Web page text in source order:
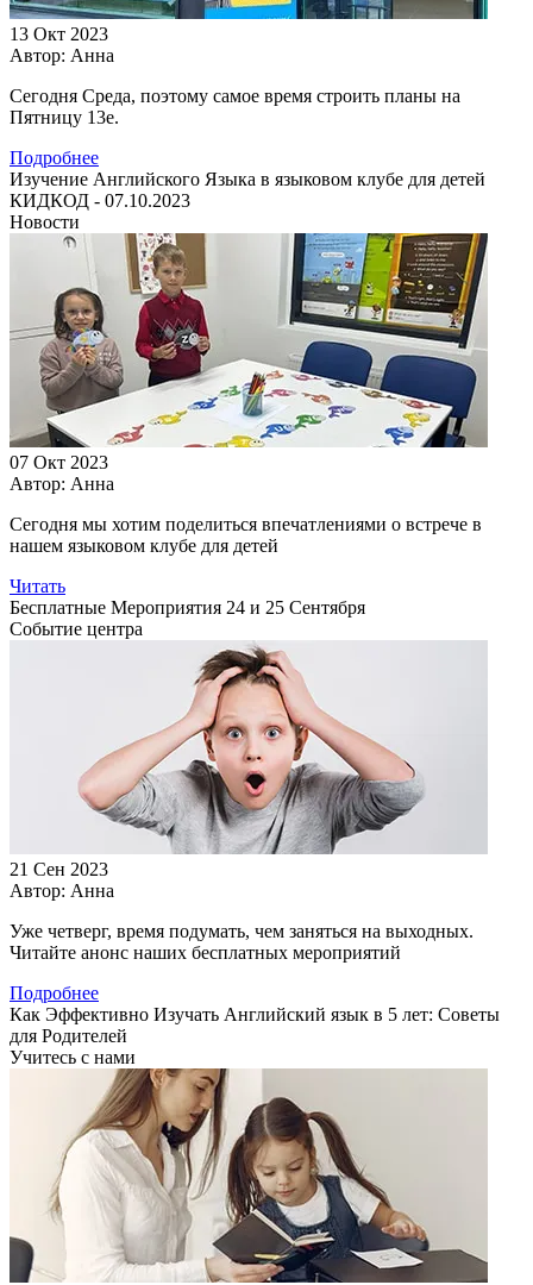
13 Окт 2023
Автор: Анна
Сегодня Среда, поэтому самое время строить планы на
Пятницу 13е.
Подробнее
Изучение Английского Языка в языковом клубе для детей
КИДКОД - 07.10.2023
Новости
07 Окт 2023
Автор: Анна
Сегодня мы хотим поделиться впечатлениями о встрече в
нашем языковом клубе для детей
Читать
Бесплатные Мероприятия 24 и 25 Сентября
Событие центра
21 Сен 2023
Автор: Анна
Уже четверг, время подумать, чем заняться на выходных.
Читайте анонс наших бесплатных мероприятий
Подробнее
Как Эффективно Изучать Английский язык в 5 лет: Советы
для Родителей
Учитесь с нами